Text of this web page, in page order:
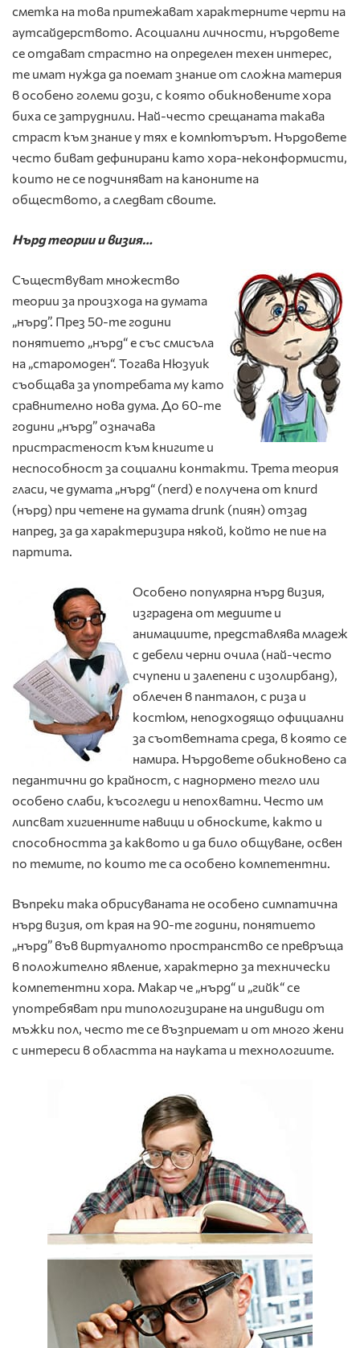
сметка на това притежават характерните черти на
аутсайдерството. Асоциални личности, нърдовете
се отдават страстно на определен техен интерес,
те имат нужда да поемат знание от сложна материя
в особено големи дози, с която обикновените хора
биха се затруднили. Най-често срещаната такава
страст към знание у тях е компютърът. Нърдовете
често биват дефинирани като хора-неконформисти,
които не се подчиняват на каноните на
обществото, а следват своите.
Нърд теориии визия…
Съществуват множество
теории за произхода на думата
„нърд”. През 50-те години
понятието „нърд“ е със смисъла
на „старомоден“. Тогава Нюзуик
съобщава за употребата му като
сравнително нова дума. До 60-те
години „нърд” означава
пристрастеност към книгите и
неспособност за социални контакти. Трета теория
гласи, че думата „нърд“ (nerd) е получена от knurd
(нърд) при четене на думата drunk (пиян) отзад
напред, за да характеризира някой, който не пие на
партита.
Особено популярна нърд визия,
изградена от медиите и
анимациите, представлява младеж
с дебели черни очила (най-често
счупени и залепени с изолирбанд),
облечен в панталон, с риза и
костюм, неподходящо официални
за съответната среда, в която се
намира. Нърдовете обикновено са
педантични до крайност, с наднормено тегло или
особено слаби, късогледи и непохватни. Често им
липсват хигиенните навици и обноските, както и
способността за каквото и да било общуване, освен
по темите, по които те са особено компетентни.
Въпреки така обрисуваната не особено симпатична
нърд визия, от края на 90-те години, понятието
„нърд” във виртуалното пространство се превръща
в положително явление, характерно за технически
компетентни хора. Макар че „нърд“ и „гийк“ се
употребяват при типологизиране на индивиди от
мъжки пол, често те се възприемат и от много жени
с интереси в областта на науката и технологиите.